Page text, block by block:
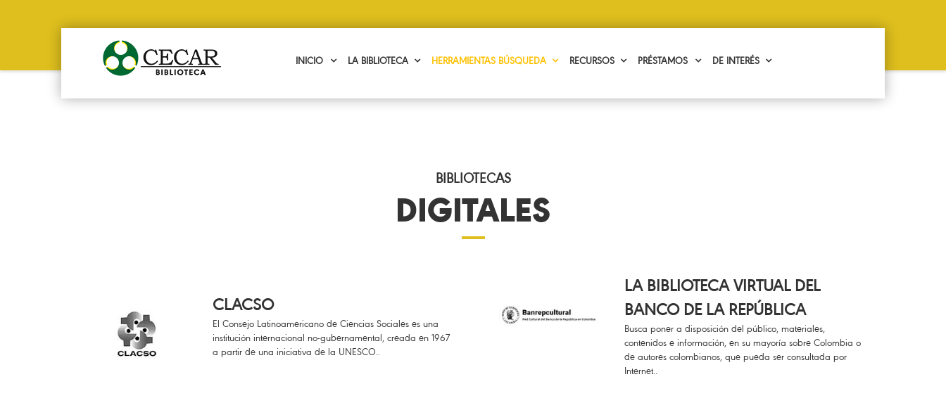
INICIO LA BIBLIOTECA HERRAMIENTAS BÚSQUEDA RECURSOS PRÉSTAMOS DE INTERÉS
BIBLIOTECAS
DIGITALES
CLACSO
El Consejo Latinoamericano de Ciencias Sociales es una
institución internacional no-gubernamental, creada en 1967
a partir de una iniciativa de la UNESCO..
LA BIBLIOTECA VIRTUAL DEL
BANCO DE LA REPÚBLICA
Busca poner a disposición del público, materiales,
contenidos e información, en su mayoría sobre Colombia o
de autores colombianos, que pueda ser consultada por
Internet..